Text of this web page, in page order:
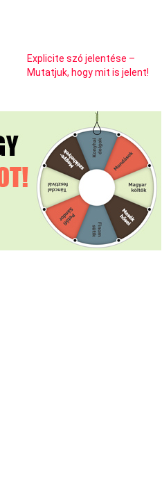
Explicite szó jelentése –
Mutatjuk, hogy mit is jelent!